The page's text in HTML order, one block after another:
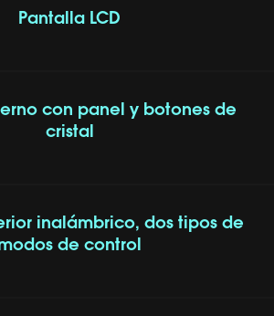
Pantalla LCD
con panel y botones de
cristal
inalámbrico, dos tipos de
de control